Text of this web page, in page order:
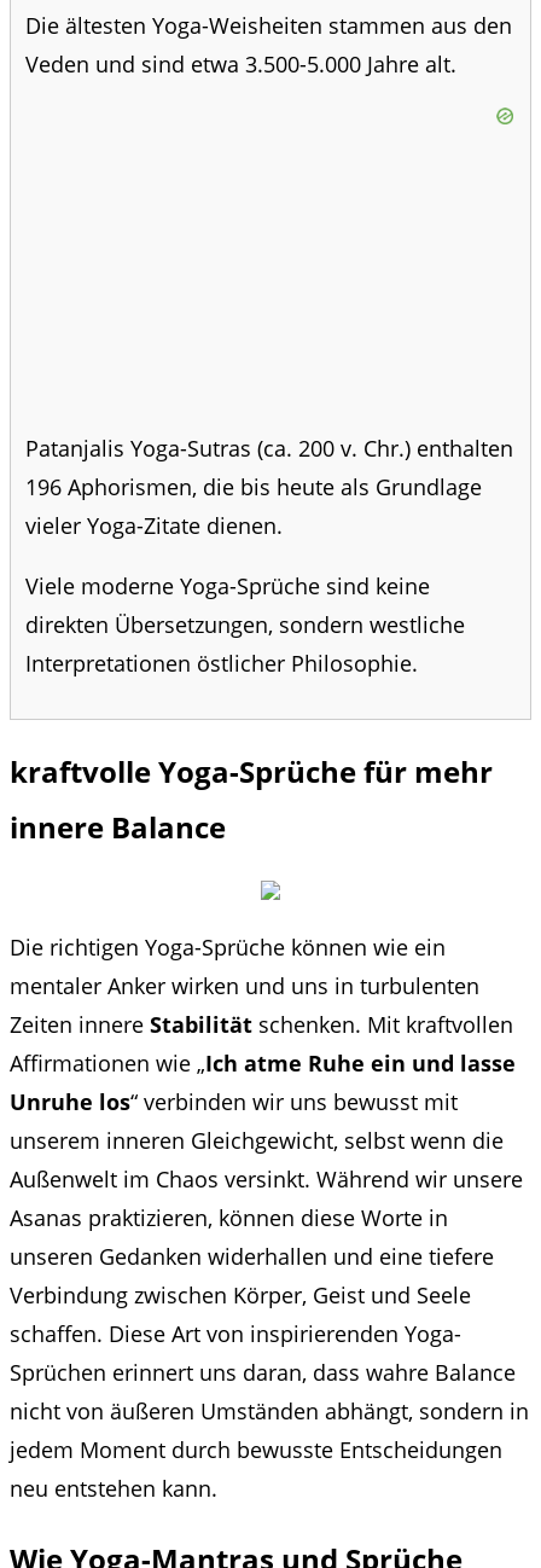
Die ältesten Yoga-Weisheiten stammen aus den
Veden und sind etwa 3.500-5.000 Jahre alt.
Patanjalis Yoga-Sutras (ca. 200 v. Chr.) enthalten
196 Aphorismen, die bis heute als Grundlage
vieler Yoga-Zitate dienen.
Viele moderne Yoga-Sprüche sind keine
direkten Übersetzungen, sondern westliche
Interpretationen östlicher Philosophie.
kraftvolle Yoga-Sprüche für mehr
innere Balance
Die richtigen Yoga-Sprüche können wie ein
mentaler Anker wirken und uns in turbulenten
Zeiten innere Stabilität schenken. Mit kraftvollen
Affirmationen wie „Ich atme Ruhe ein und lasse
Unruhe los“ verbinden wir uns bewusst mit
unserem inneren Gleichgewicht, selbst wenn die
Außenwelt im Chaos versinkt. Während wir unsere
Asanas praktizieren, können diese Worte in
unseren Gedanken widerhallen und eine tiefere
Verbindung zwischen Körper, Geist und Seele
schaffen. Diese Art von inspirierenden Yoga-
Sprüchen erinnert uns daran, dass wahre Balance
nicht von äußeren Umständen abhängt, sondern in
jedem Moment durch bewusste Entscheidungen
neu entstehen kann.
Wie Yoga-Mantras und Sprüche